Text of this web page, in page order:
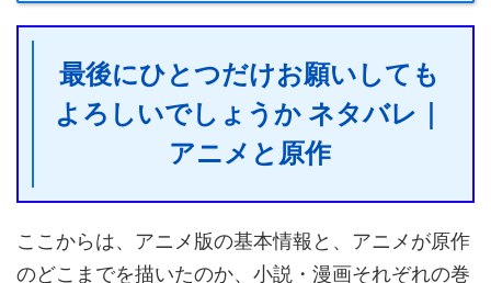
最後にひとつだけお願いしても
よろしいでしょうか ネタバレ｜
アニメと原作
ここからは、アニメ版の基本情報と、アニメが原作
のどこまでを描いたのか、小説・漫画それぞれの巻